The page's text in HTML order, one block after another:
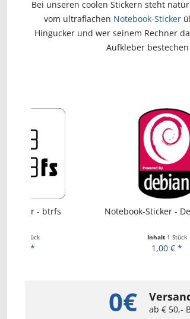
Bei unseren coolen Stickern steht
vom ultraflachen Notebook-Sticker
Hingucker und wer seinem Rechner
Aufkleber
Notebook-Sticker - Debian Style
0€ ab € 50,-